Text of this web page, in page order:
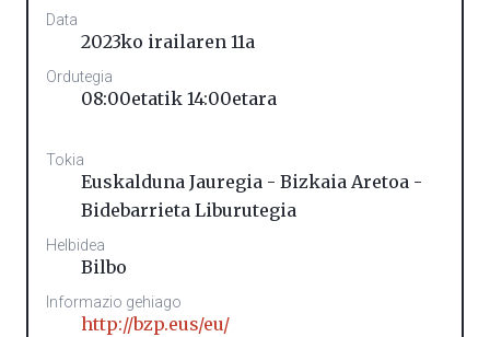
Data
2023ko irailaren 11a
Ordutegia
08:00etatik 14:00etara
Tokia
Euskalduna Jauregia - Bizkaia Aretoa -
Bidebarrieta Liburutegia
Helbidea
Bilbo
Informazio gehiago
http://bzp.eus/eu/